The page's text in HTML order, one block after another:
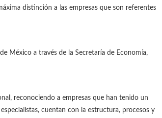
distinción a las empresas que son referentes
México a través de la Secretaría de Economía,
reconociendo a empresas que han tenido un
cuentan con la estructura, procesos y